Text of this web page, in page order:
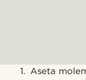
Aseta